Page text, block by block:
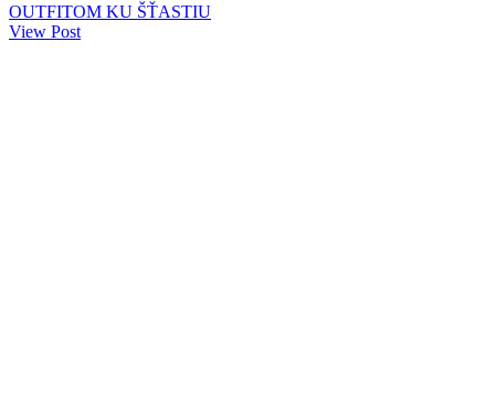
OUTFITOM KU ŠŤASTIU
View Post